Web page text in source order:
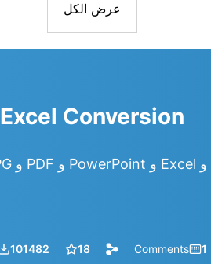
عرض الكل
Excel Conversion
1
Comments
18
101482